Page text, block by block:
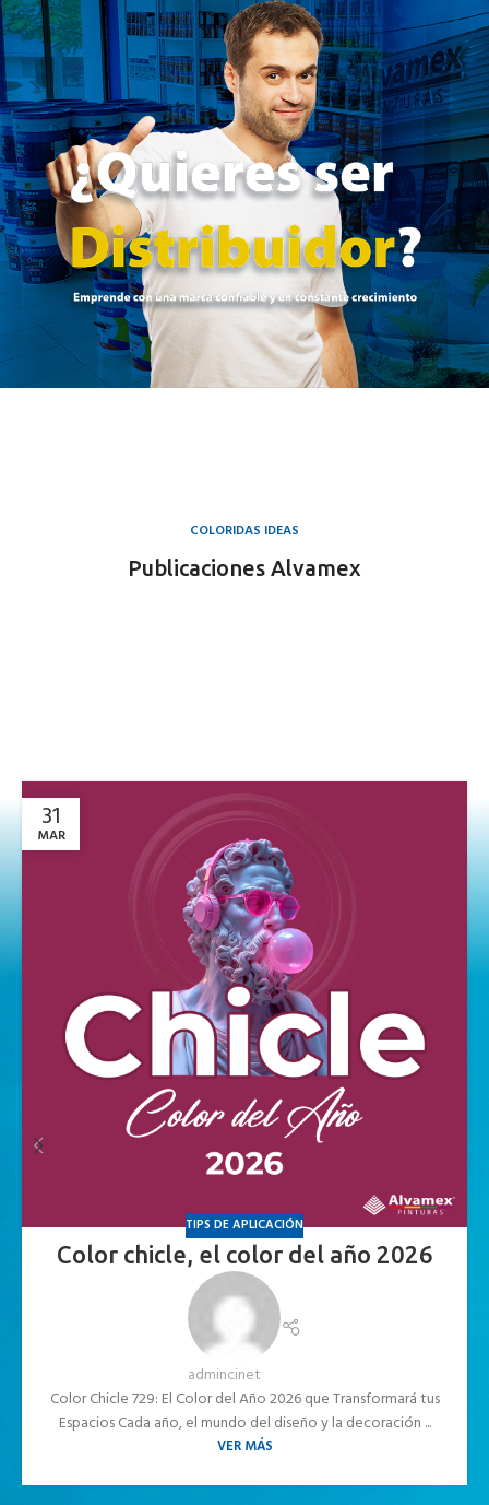
COLORIDAS IDEAS
Publicaciones Alvamex
31
MAR
TIPS DE APLICACIÓN
Color chicle, el color del año 2026
admincinet
Color Chicle 729: El Color del Año 2026 que Transformará tus
Espacios Cada año, el mundo del diseño y la decoración ...
VER MÁS